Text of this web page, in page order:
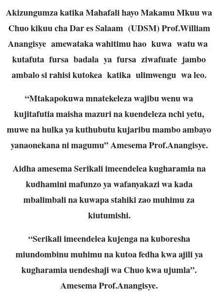
Akizungumza katika Mahafali hayo Makamu Mkuu wa
Chuo kikuu cha Dar es Salaam (UDSM) Prof.William
Anangisye amewataka wahitimu hao kuwa watu wa
kutafuta fursa badala ya fursa ziwafuate jambo
ambalo si rahisi kutokea katika ulimwengu wa leo.
“Mtakapokuwa mnatekeleza wajibu wenu wa
kujitafutia maisha mazuri na kuendeleza nchi yetu,
muwe na hulka ya kuthubutu kujaribu mambo ambayo
yanaonekana ni magumu” Amesema Prof.Anangisye.
Aidha amesema Serikali imeendelea kugharamia na
kudhamini mafunzo ya wafanyakazi wa kada
mbalimbali na kuwapa stahiki zao muhimu za
kiutumishi.
“Serikali imeendelea kujenga na kuboresha
miundombinu muhimu na kutoa fedha kwa ajili ya
kugharamia uendeshaji wa Chuo kwa ujumla”.
Amesema Prof.Anangisye.